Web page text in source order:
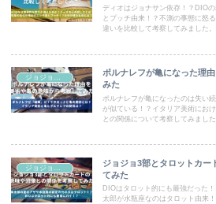
ディオはジョナサン依存！？DIO
とプッチ由来！？不測の事態に怒
違いを比較して考察してみました。
ジョジョコラム
ポルナレフが亀になった理
みた
ポルナレフが亀になったのは失い
が似ている！？イタリア美術にお
との関係について考察してみました
ジョジョ3部とタロットカー
てみた
DIOはタロット的にも最強だった
太郎が水瓶座なのはタロット由来